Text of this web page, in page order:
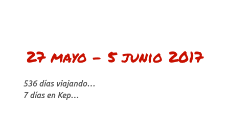
27 mayo – 5 junio 2017
536 días viajando…
7 días en Kep…